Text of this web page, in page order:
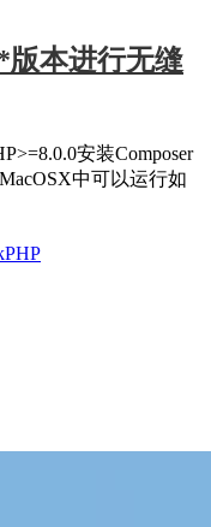
版本进行无缝
安装Composer
中可以运行如